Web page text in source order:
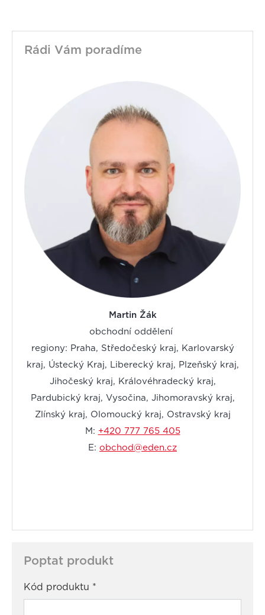
Rádi Vám poradíme
Martin Žák
obchodní oddělení
regiony: Praha, Středočeský kraj, Karlovarský
kraj, Ústecký Kraj, Liberecký kraj, Plzeňský kraj,
Jihočeský kraj, Královéhradecký kraj,
Pardubický kraj, Vysočina, Jihomoravský kraj,
Zlínský kraj, Olomoucký kraj, Ostravský kraj
M: +420 777 765 405
E: obchod@eden.cz
Poptat produkt
Kód produktu *